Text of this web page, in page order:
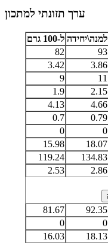
ערך תזונתי למתכון
למנה\יחידה ל-100 גרם
93
82
3.86
3.42
11
9
2.15
1.9
4.66
4.13
0.79
0.7
0
0
18.07
15.98
134.83
119.24
2.86
2.53
92.35
81.67
0
0
18.13
16.03